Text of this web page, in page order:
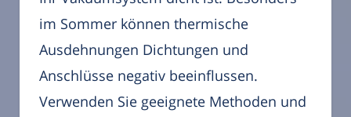
im Sommer können thermische
Ausdehnungen Dichtungen und
Anschlüsse negativ beeinflussen.
Verwenden Sie geeignete Methoden und